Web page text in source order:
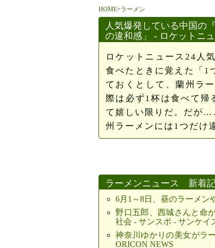
HOME>ラーメン
人気爆発している中国の
の違和感」 - ロケットニ
ロケットニュース24人
食べたときに覚えた「1
ておくとして、蘭州ラ
際は必ず1杯は食べて帰
て嬉しい限りだ。だが
州ラーメンには1つだけ
ラーメンニュース 新着
6月1～8日、昼のラーメン
野口五郎、西城さんと命
社会 - サンスポ - サンケイ
神奈川ゆかりの美女がラ
ORICON NEWS